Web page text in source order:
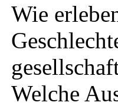
Wie
Welche